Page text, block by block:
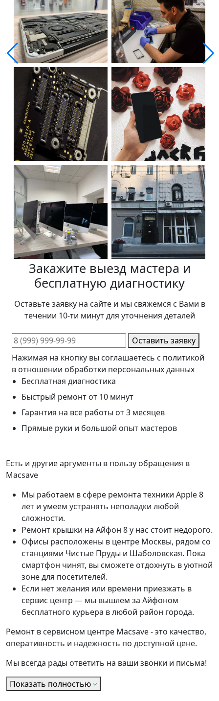
Закажите выезд мастера и
бесплатную диагностику
Оставьте заявку на сайте и мы свяжемся с Вами в
течении 10-ти минут для уточнения деталей
Оставить заявку
Нажимая на кнопку вы соглашаетесь с политикой
в отношении обработки персональных данных
Бесплатная диагностика
Быстрый ремонт от 10 минут
Гарантия на все работы от 3 месяцев
Прямые руки и большой опыт мастеров
Есть и другие аргументы в пользу обращения в
Macsave
Мы работаем в сфере ремонта техники Apple 8
лет и умеем устранять неполадки любой
сложности.
Ремонт крышки на Айфон 8 у нас стоит недорого.
Офисы расположены в центре Москвы, рядом со
станциями Чистые Пруды и Шаболовская. Пока
смартфон чинят, вы сможете отдохнуть в уютной
зоне для посетителей.
Если нет желания или времени приезжать в
сервис центр — мы вышлем за Айфоном
бесплатного курьера в любой район города.
Ремонт в сервисном центре Macsave - это качество,
оперативность и надежность по доступной цене.
Мы всегда рады ответить на ваши звонки и письма!
Показать полностью